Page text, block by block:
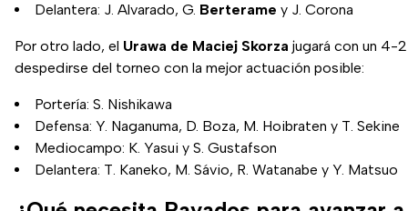
Delantera: J. Alvarado, G. Berterame y J. Corona
Por otro lado, el Urawa de Maciej Skorza jugará con un 4-
despedirse del torneo con la mejor actuación posible:
Portería: S. Nishikawa
Defensa: Y. Naganuma, D. Boza, M. Hoibraten y T. Sekine
Mediocampo: K. Yasui y S. Gustafson
Delantera: T. Kaneko, M. Sávio, R. Watanabe y Y. Matsuo